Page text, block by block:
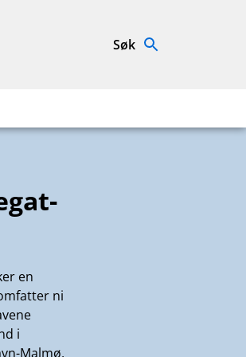
Søk
en
ni
i
Malmø,